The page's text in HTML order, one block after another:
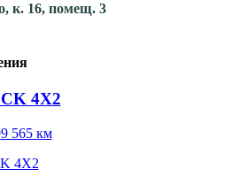
к. 16, помещ. 3
4X2
565 км